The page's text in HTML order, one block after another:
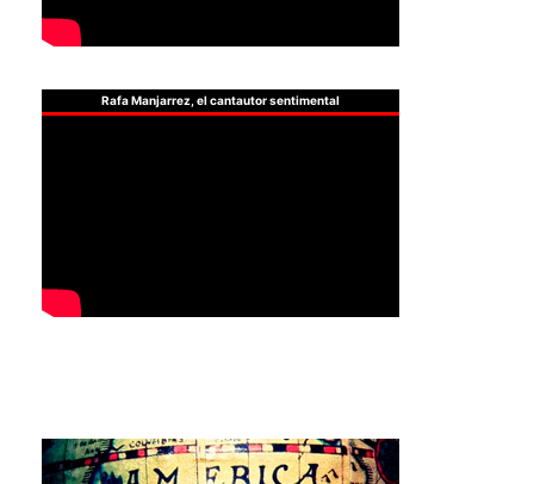
Rafa Manjarrez, el cantautor sentimental